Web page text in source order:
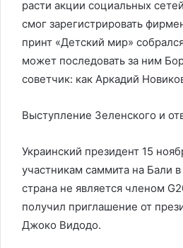
расти акции социальных
смог зарегистрировать
принт «Детский мир»
может последовать за ним
советчик: как Аркадий
Выступление Зеленского и
Украинский президент 15
участникам саммита на Бали
страна не является членом
получил приглашение от
Джоко Видодо.